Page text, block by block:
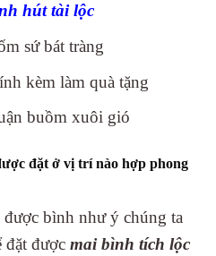
hút tài lộc
sứ bát tràng
kèm làm quà tặng
buồm xuôi gió
đặt ở vị trí nào hợp phong
bình như ý chúng ta
đặt được mai bình tích lộc